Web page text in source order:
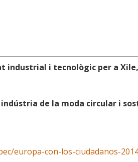
industrial i tecnològic per a
de la moda circular i
europa-con-los-ciudadanos-